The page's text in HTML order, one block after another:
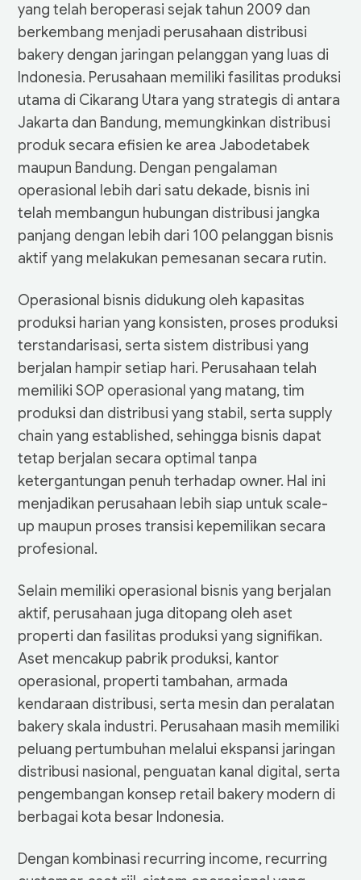
yang telah beroperasi sejak tahun 2009 dan
berkembang menjadi perusahaan distribusi
bakery dengan jaringan pelanggan yang luas di
Indonesia. Perusahaan memiliki fasilitas produksi
utama di Cikarang Utara yang strategis di antara
Jakarta dan Bandung, memungkinkan distribusi
produk secara efisien ke area Jabodetabek
maupun Bandung. Dengan pengalaman
operasional lebih dari satu dekade, bisnis ini
telah membangun hubungan distribusi jangka
panjang dengan lebih dari 100 pelanggan bisnis
aktif yang melakukan pemesanan secara rutin.
Operasional bisnis didukung oleh kapasitas
produksi harian yang konsisten, proses produksi
terstandarisasi, serta sistem distribusi yang
berjalan hampir setiap hari. Perusahaan telah
memiliki SOP operasional yang matang, tim
produksi dan distribusi yang stabil, serta supply
chain yang established, sehingga bisnis dapat
tetap berjalan secara optimal tanpa
ketergantungan penuh terhadap owner. Hal ini
menjadikan perusahaan lebih siap untuk scale-
up maupun proses transisi kepemilikan secara
profesional.
Selain memiliki operasional bisnis yang berjalan
aktif, perusahaan juga ditopang oleh aset
properti dan fasilitas produksi yang signifikan.
Aset mencakup pabrik produksi, kantor
operasional, properti tambahan, armada
kendaraan distribusi, serta mesin dan peralatan
bakery skala industri. Perusahaan masih memiliki
peluang pertumbuhan melalui ekspansi jaringan
distribusi nasional, penguatan kanal digital, serta
pengembangan konsep retail bakery modern di
berbagai kota besar Indonesia.
Dengan kombinasi recurring income, recurring